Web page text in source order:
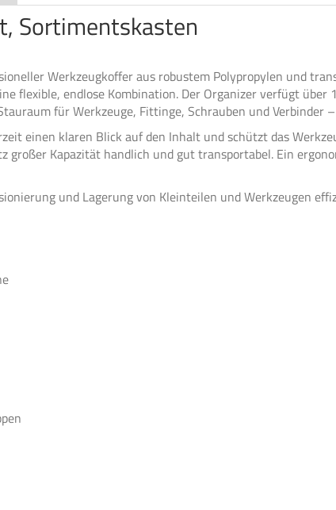
Sortimentskasten
Werkzeugkoffer aus robustem Polypropylen und
flexible, endlose Kombination. Der Organizer verfügt
für Werkzeuge, Fittinge, Schrauben und Verbinder
einen klaren Blick auf den Inhalt und schützt das
großer Kapazität handlich und gut transportabel. Ein
und Lagerung von Kleinteilen und Werkzeugen